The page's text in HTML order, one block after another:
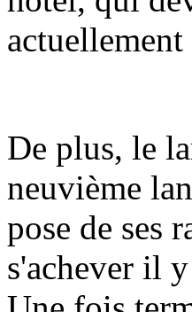
De plus, le
neuvième
pose de ses
s'achever il